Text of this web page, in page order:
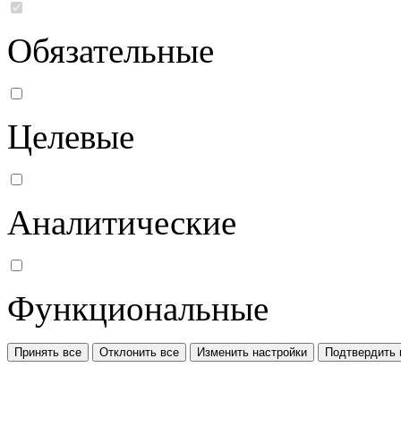
Обязательные
Целевые
Аналитические
Функциональные
Принять все Отклонить все Изменить настройки Подтвердить